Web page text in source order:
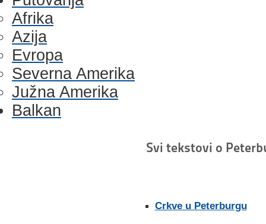
Afrika
Azija
Evropa
Severna Amerika
Južna Amerika
Balkan
Svi tekstovi o
Crkve u Peterburgu